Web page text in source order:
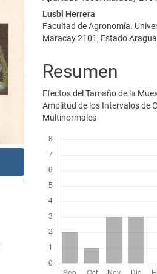
del
artículo
Lusbi Herrera
Facultad de Agronomía.
Maracay 2101, Estado
Resumen
Efectos del Tamaño de la
Amplitud de los Intervalos de
Multinormales